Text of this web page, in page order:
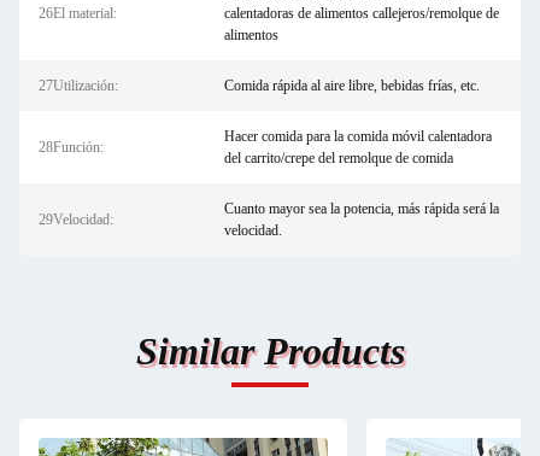
26El material:
calentadoras de alimentos callejeros/remolque de
alimentos
27Utilización: Comida rápida al aire libre, bebidas frías, etc.
28Función:
Hacer comida para la comida móvil calentadora
del carrito/crepe del remolque de comida
29Velocidad:
Cuanto mayor sea la potencia, más rápida será la
velocidad.
Similar Products